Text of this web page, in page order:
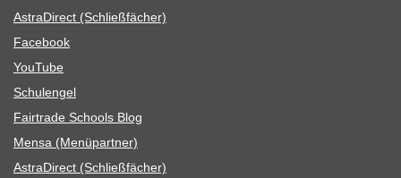
Astra­Di­rect (Schließ­fä­cher)
Face­book
You­Tube
Schul­en­gel
Fair­trade Schools Blog
Mensa (Menü­part­ner)
Astra­Di­rect (Schließ­fä­cher)